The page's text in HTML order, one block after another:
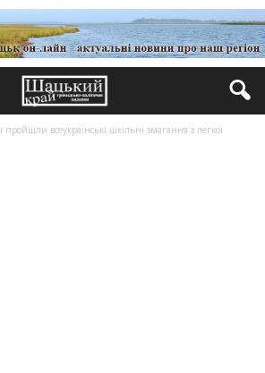
пройшли всеукраїнські шкільні змагання з легкої